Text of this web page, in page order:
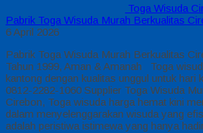
Toga Wisuda
Pabrik Toga Wisuda Murah Berkualitas
6 April 2026
Pabrik Toga Wisuda Murah Berkualitas
Tahun 1999, Aman & Amanah Toga
kantong dengan kualitas unggul untuk hari
0812-2282-1060 Supplier Toga Wisuda
Cirebon, Toga wisuda harga hemat kini
dalam menyelenggarakan wisuda yang
adalah peristiwa istimewa yang hanya